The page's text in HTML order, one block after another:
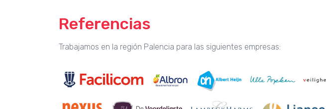
Referencias
Trabajamos en la región Palencia para las siguientes empresas: